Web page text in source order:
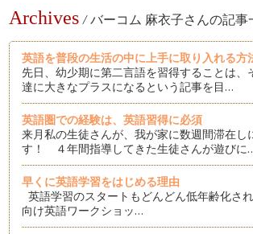
Archives / バーコム 麻衣子さんの記事
英語を普段の生活の中に上手に取り入れる方
先日、幼少期に第二言語を習得することは、
達に大きなプラスになるという記事を目…
英語圏での経験は、英語習得に必須
来月私の生徒さんが、我が家に数週間滞在し
す！ ４年間指導してきた生徒さんが遊びに
早くに英語学習をはじめる理由
英語学習のスタートもどんどん低年齢化さ
向け英語ワークショッ…